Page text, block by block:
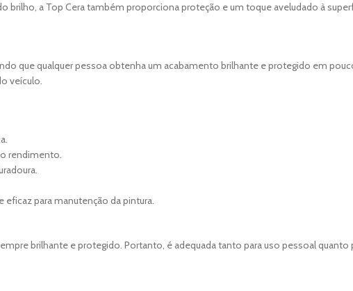
brilho, a Top Cera também proporciona proteção e um toque aveludado à
que qualquer pessoa obtenha um acabamento brilhante e protegido em
veículo.
rendimento.
para manutenção da pintura.
brilhante e protegido. Portanto, é adequada tanto para uso pessoal